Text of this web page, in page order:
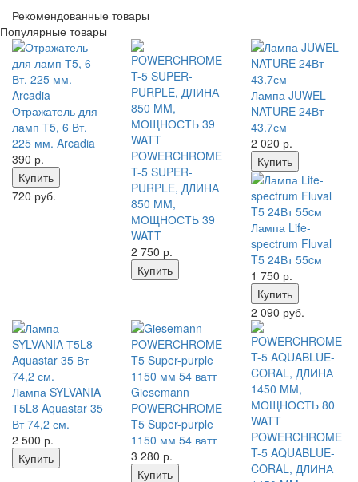
Рекомендованные товары
Популярные товары
Отражатель для
ламп Т5, 6 Вт.
225 мм. Arcadia
390 р.
Купить
720 руб.
POWERCHROME
T-5 SUPER-
PURPLE, ДЛИНА
850 MM,
МОЩНОСТЬ 39
WATT
2 750 р.
Купить
Лампа JUWEL
NATURE 24Вт
43.7см
2 020 р.
Купить
Лампа Life-
spectrum Fluval
T5 24Вт 55cм
1 750 р.
Купить
2 090 руб.
Лампа SYLVANIA
Т5L8 Aquastar 35
Вт 74,2 см.
2 500 р.
Купить
Giesemann
POWERCHROME
T5 Super-purple
1150 мм 54 ватт
3 280 р.
Купить
POWERCHROME
T-5 AQUABLUE-
CORAL, ДЛИНА